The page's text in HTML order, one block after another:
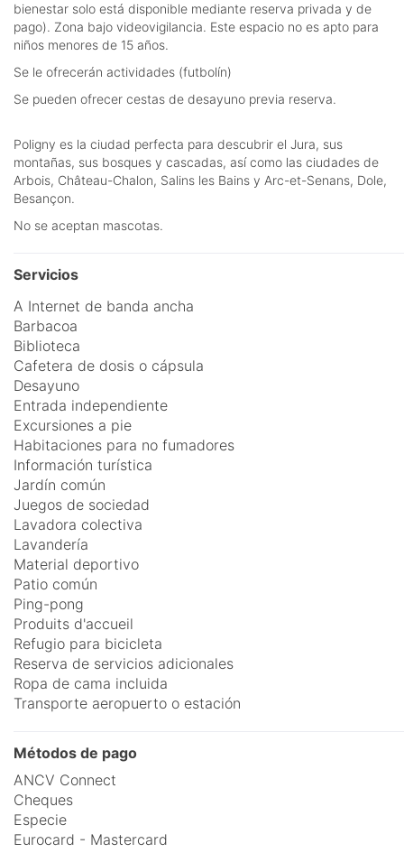
bienestar solo está disponible mediante reserva privada y de
pago). Zona bajo videovigilancia. Este espacio no es apto para
niños menores de 15 años.
Se le ofrecerán actividades (futbolín)
Se pueden ofrecer cestas de desayuno previa reserva.
Poligny es la ciudad perfecta para descubrir el Jura, sus
montañas, sus bosques y cascadas, así como las ciudades de
Arbois, Château-Chalon, Salins les Bains y Arc-et-Senans, Dole,
Besançon.
No se aceptan mascotas.
Servicios
A Internet de banda ancha
Barbacoa
Biblioteca
Cafetera de dosis o cápsula
Desayuno
Entrada independiente
Excursiones a pie
Habitaciones para no fumadores
Información turística
Jardín común
Juegos de sociedad
Lavadora colectiva
Lavandería
Material deportivo
Patio común
Ping-pong
Produits d'accueil
Refugio para bicicleta
Reserva de servicios adicionales
Ropa de cama incluida
Transporte aeropuerto o estación
Métodos de pago
ANCV Connect
Cheques
Especie
Eurocard - Mastercard